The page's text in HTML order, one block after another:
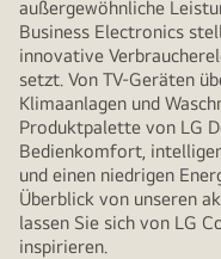
außergewöhnliche
Business Electronics
innovative
setzt. Von TV-Geräten
Klimaanlagen und
Produktpalette von LG
Bedienkomfort,
und einen niedrigen
Überblick von unseren
lassen Sie sich von LG
inspirieren.